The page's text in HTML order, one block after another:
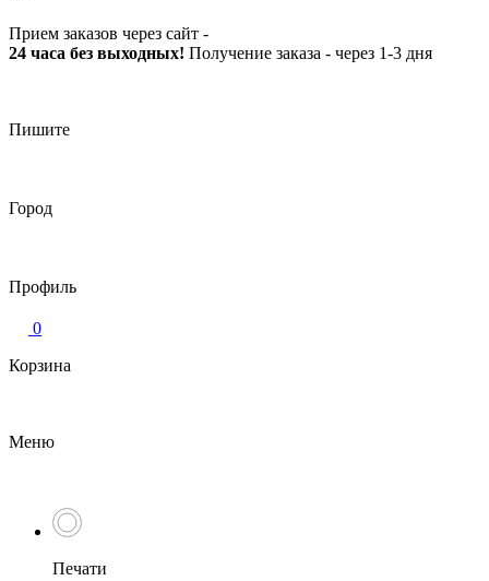
Прием заказов через сайт -
24 часа без выходных! Получение заказа - через 1-3 дня
Пишите
Город
Профиль
0
Корзина
Меню
Печати